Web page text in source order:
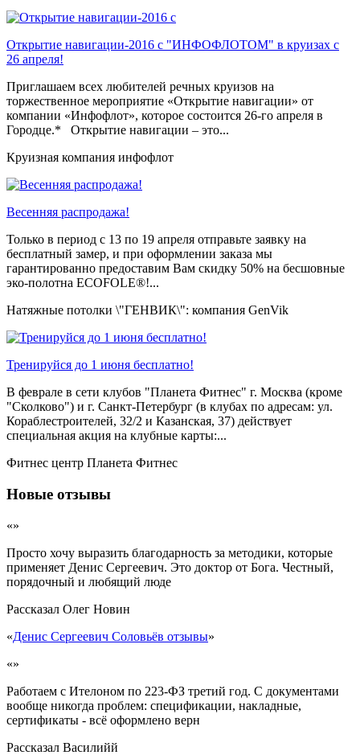
Открытие навигации-2016 с "ИНФОФЛОТОМ" в круизах с
26 апреля!
Приглашаем всех любителей речных круизов на
торжественное мероприятие «Открытие навигации» от
компании «Инфофлот», которое состоится 26-го апреля в
Городце.* Открытие навигации – это...
Круизная компания инфофлот
Весенняя распродажа!
Только в период c 13 по 19 апреля отправьте заявку на
бесплатный замер, и при оформлении заказа мы
гарантированно предоставим Вам скидку 50% на бесшовные
эко-полотна ECOFOLE®!...
Натяжные потолки \"ГЕНВИК\": компания GenVik
Тренируйся до 1 июня бесплатно!
В феврале в сети клубов "Планета Фитнес" г. Москва (кроме
"Сколково") и г. Санкт-Петербург (в клубах по адресам: ул.
Кораблестроителей, 32/2 и Казанская, 37) действует
специальная акция на клубные карты:...
Фитнес центр Планета Фитнес
Новые отзывы
«»
Просто хочу выразить благодарность за методики, которые
применяет Денис Сергеевич. Это доктор от Бога. Честный,
порядочный и любящий люде
Рассказал Олег Новин
«Денис Сергеевич Соловьёв отзывы»
«»
Работаем с Ителоном по 223-ФЗ третий год. С документами
вообще никогда проблем: спецификации, накладные,
сертификаты - всё оформлено верн
Рассказал Василийй